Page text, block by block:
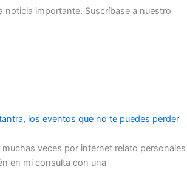
noticia importante. Suscríbase a nuestro
los eventos que no te puedes perder
veces por internet relato personales
en mi consulta con una